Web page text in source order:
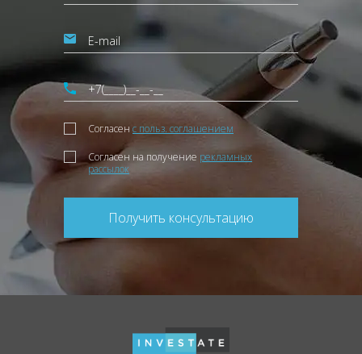
Согласен с польз. соглашением
Согласен на получение рекламных
рассылок
Получить консультацию